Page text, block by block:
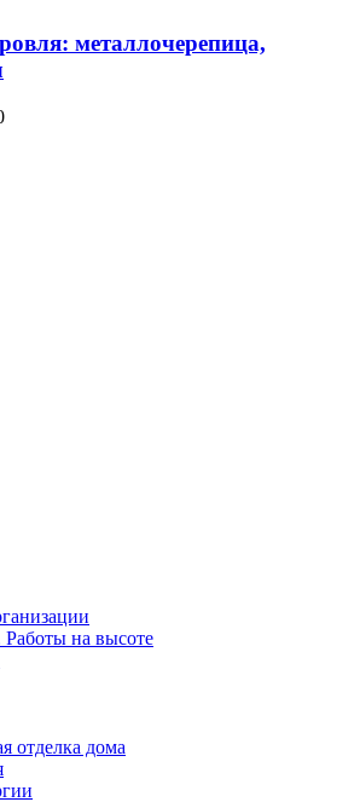
металлочерепица,
на высоте
отделка дома